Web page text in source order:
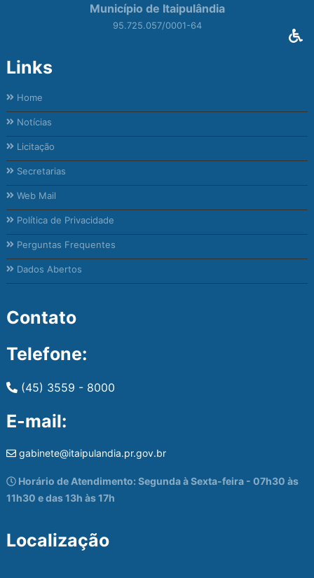
Município de Itaipulândia
95.725.057/0001-64
Links
Home
Notícias
Licitação
Secretarias
Web Mail
Política de Privacidade
Perguntas Frequentes
Dados Abertos
Contato
Telefone:
(45) 3559 - 8000
E-mail:
gabinete@itaipulandia.pr.gov.br
Horário de Atendimento: Segunda à Sexta-feira - 07h30 às
11h30 e das 13h às 17h
Localização